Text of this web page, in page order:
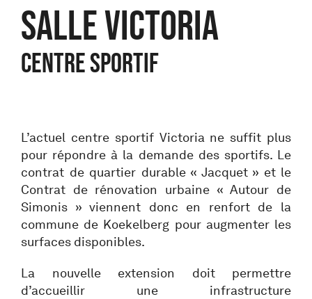
SALLE VICTORIA
centre sportif
L’actuel centre sportif Victoria ne suffit plus
pour répondre à la demande des sportifs. Le
contrat de quartier durable « Jacquet » et le
Contrat de rénovation urbaine « Autour de
Simonis » viennent donc en renfort de la
commune de Koekelberg pour augmenter les
surfaces disponibles.
La nouvelle extension doit permettre
d’accueillir une infrastructure